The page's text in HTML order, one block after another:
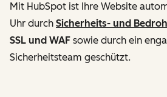
Mit HubSpot ist Ihre Website
Uhr durch Sicherheits- und
SSL und WAF sowie durch ein
Sicherheitsteam geschützt.